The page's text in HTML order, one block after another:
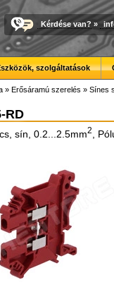
Kérdése van? »
szolgáltatások
» Erősáramú szerelés » Sínes
RD
sín, 0.2...2.5mm2 ,